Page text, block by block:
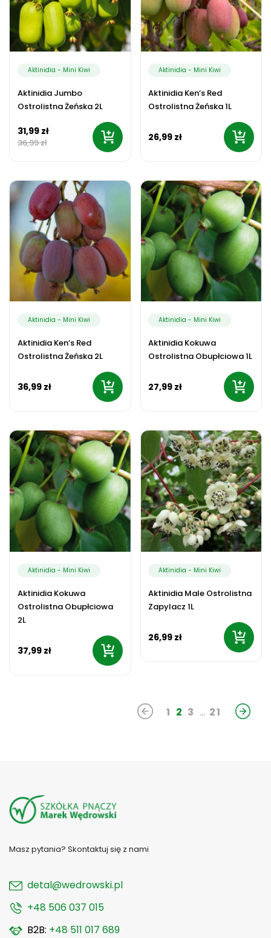
Aktinidia - Mini Kiwi
Aktinidia Jumbo
Ostrolistna Żeńska 2L
31,99 zł
36,99 zł
Aktinidia - Mini Kiwi
Aktinidia Ken’s Red
Ostrolistna Żeńska 1L
26,99 zł
Aktinidia - Mini Kiwi
Aktinidia Ken’s Red
Ostrolistna Żeńska 2L
36,99 zł
Aktinidia - Mini Kiwi
Aktinidia Kokuwa
Ostrolistna Obupłciowa 1L
27,99 zł
Aktinidia - Mini Kiwi
Aktinidia Kokuwa
Ostrolistna Obupłciowa
2L
37,99 zł
Aktinidia - Mini Kiwi
Aktinidia Male Ostrolistna
Zapylacz 1L
26,99 zł
1 2 3 … 21
Masz pytania? Skontaktuj się z nami
detal@wedrowski.pl
+48 506 037 015
B2B: +48 511 017 689